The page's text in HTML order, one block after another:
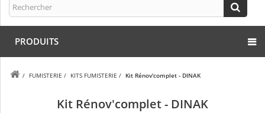
PRODUITS
/ FUMISTERIE / KITS FUMISTERIE / Kit Rénov'complet - DINAK
Kit Rénov'complet - DINAK